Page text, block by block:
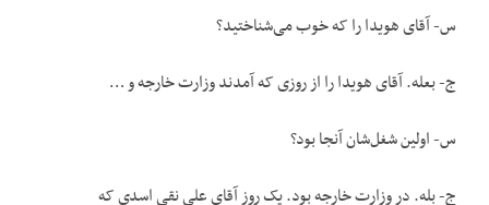
س- آقای هویدا را که خوب می‌شناختید؟
ج- بعله. آقای هویدا را از روزی که آمدند وزارت خارجه و …
س- اولین شغل‌شان آنجا بود؟
ج- بله. در وزارت خارجه بود. یک روز آقای علی نقی اسدی که